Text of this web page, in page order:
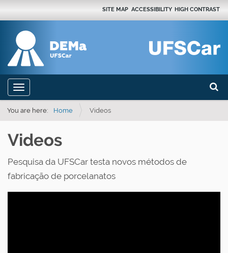
SITE MAP ACCESSIBILITY HIGH CONTRAST
Toggle navigation
You are here: Home Videos
Videos
Pesquisa da UFSCar testa novos métodos de
fabricação de porcelanatos